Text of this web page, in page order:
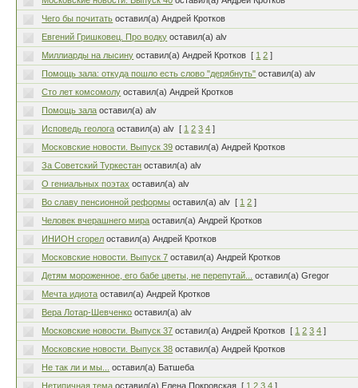
Чего бы почитать оставил(а) Андрей Кротков
Евгений Гришковец. Про водку оставил(а) alv
Миллиарды на лысину оставил(а) Андрей Кротков [ 1 2 ]
Помощь зала: откуда пошло есть слово "дерябнуть" оставил(а) alv
Сто лет комсомолу оставил(а) Андрей Кротков
Помощь зала оставил(а) alv
Исповедь геолога оставил(а) alv [ 1 2 3 4 ]
Московские новости. Выпуск 39 оставил(а) Андрей Кротков
За Советский Туркестан оставил(а) alv
О гениальных поэтах оставил(а) alv
Во славу пенсионной реформы оставил(а) alv [ 1 2 ]
Человек вчерашнего мира оставил(а) Андрей Кротков
ИНИОН сгорел оставил(а) Андрей Кротков
Московские новости. Выпуск 7 оставил(а) Андрей Кротков
Детям мороженное, его бабе цветы, не перепутай...
оставил(а) Gregor
Мечта идиота оставил(а) Андрей Кротков
Вера Лотар-Шевченко оставил(а) alv
Московские новости. Выпуск 37 оставил(а) Андрей Кротков [ 1 2 3 4 ]
Московские новости. Выпуск 38 оставил(а) Андрей Кротков
Не так ли и мы...
оставил(а) Батшеба
Нетипичная тема оставил(а) Елена Покровская [ 1 2 3 4 ]